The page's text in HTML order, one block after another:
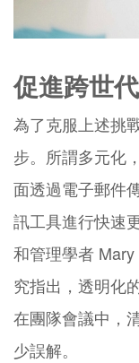
促進跨世
為了克服上述挑
步。所謂多元化
面透過電子郵件
訊工具進行快速
和管理學者
究指出，透明化
在團隊會議中，
少誤解。